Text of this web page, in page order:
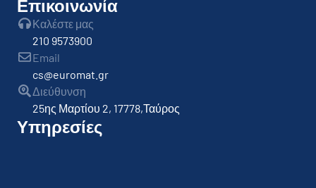
Επικοινωνία
Καλέστε μας
210 9573900
Email
cs@euromat.gr
Διεύθυνση
25ης Μαρτίου 2, 17778,Ταύρος
Υπηρεσίες